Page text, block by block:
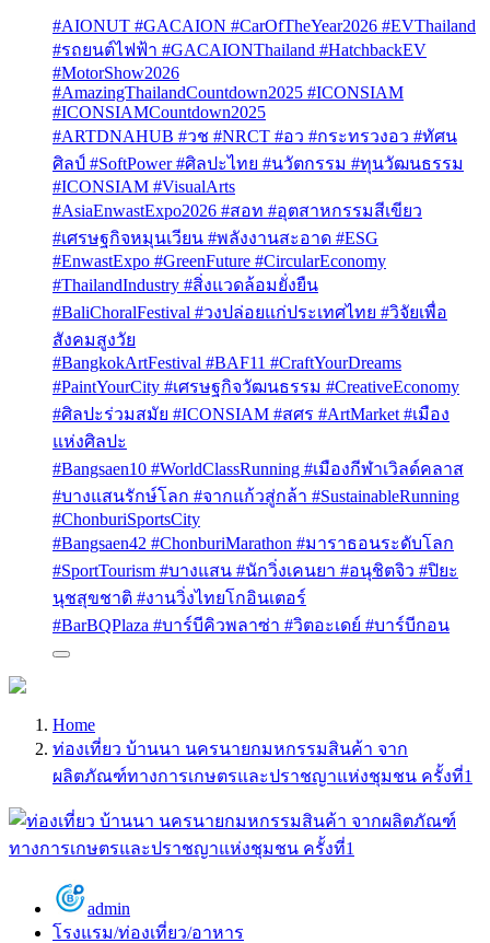
#AIONUT #GACAION #CarOfTheYear2026 #EVThailand
#รถยนต์ไฟฟ้า #GACAIONThailand #HatchbackEV
#MotorShow2026
#AmazingThailandCountdown2025 #ICONSIAM
#ICONSIAMCountdown2025
#ARTDNAHUB #วช #NRCT #อว #กระทรวงอว #ทัศน
ศิลป์ #SoftPower #ศิลปะไทย #นวัตกรรม #ทุนวัฒนธรรม
#ICONSIAM #VisualArts
#AsiaEnwastExpo2026 #สอท #อุตสาหกรรมสีเขียว
#เศรษฐกิจหมุนเวียน #พลังงานสะอาด #ESG
#EnwastExpo #GreenFuture #CircularEconomy
#ThailandIndustry #สิ่งแวดล้อมยั่งยืน
#BaliChoralFestival #วงปล่อยแก่ประเทศไทย #วิจัยเพื่อ
สังคมสูงวัย
#BangkokArtFestival #BAF11 #CraftYourDreams
#PaintYourCity #เศรษฐกิจวัฒนธรรม #CreativeEconomy
#ศิลปะร่วมสมัย #ICONSIAM #สศร #ArtMarket #เมือง
แห่งศิลปะ
#Bangsaen10 #WorldClassRunning #เมืองกีฬาเวิลด์คลาส
#บางแสนรักษ์โลก #จากแก้วสู่กล้า #SustainableRunning
#ChonburiSportsCity
#Bangsaen42 #ChonburiMarathon #มาราธอนระดับโลก
#SportTourism #บางแสน #นักวิ่งเคนยา #อนุชิตจิว #ปิยะ
นุชสุขชาติ #งานวิ่งไทยโกอินเตอร์
#BarBQPlaza #บาร์บีคิวพลาซ่า #วิตอะเดย์ #บาร์บีกอน
Home
ท่องเที่ยว บ้านนา นครนายกมหกรรมสินค้า จาก
ผลิตภัณฑ์ทางการเกษตรและปราชญาแห่งชุมชน ครั้งที่1
admin
โรงแรม/ท่องเที่ยว/อาหาร